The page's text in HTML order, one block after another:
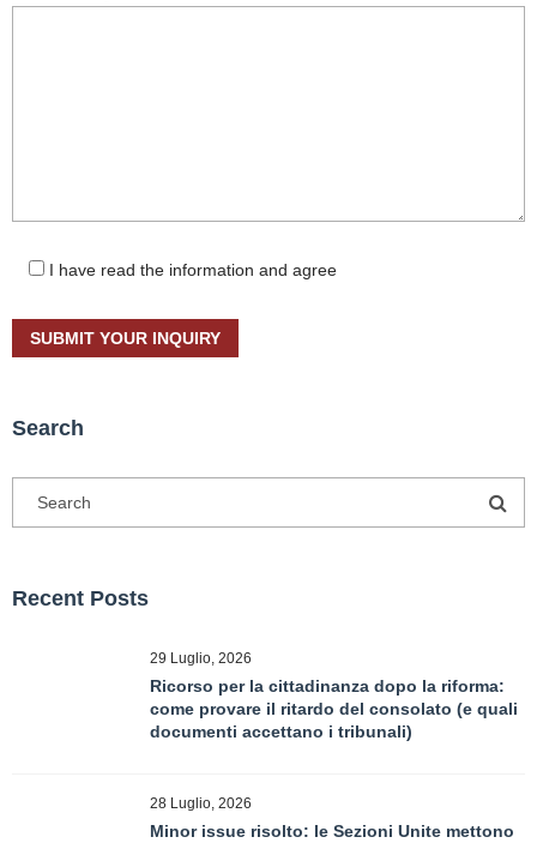
I have read the information and agree
Search
Recent Posts
29 Luglio, 2026
Ricorso per la cittadinanza dopo la riforma:
come provare il ritardo del consolato (e quali
documenti accettano i tribunali)
28 Luglio, 2026
Minor issue risolto: le Sezioni Unite mettono